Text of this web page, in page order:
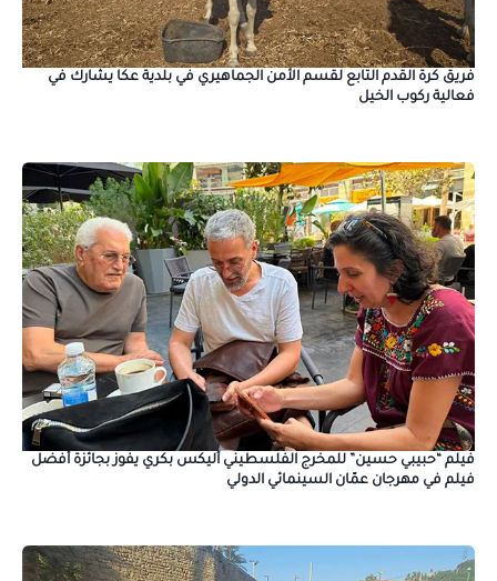
فريق كرة القدم التابع لقسم الأمن الجماهيري في بلدية عكا يشارك في
فعالية ركوب الخيل
فيلم “حبيبي حسين” للمخرج الفلسطيني أليكس بكري يفوز بجائزة أفضل
فيلم في مهرجان عمّان السينمائي الدولي